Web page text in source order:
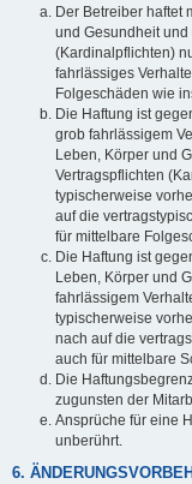
Der Betreiber haftet
und Gesundheit
(Kardinalpflichten)
fahrlässiges
Folgeschäden wie
Die Haftung ist
grob fahrlässigem
Leben, Körper und
Vertragspflichten
typischerweise
auf die
für mittelbare
Die Haftung ist
Leben, Körper und
fahrlässigem
typischerweise
nach auf die
auch für mittelbare
Die
zugunsten der
Ansprüche für eine
unberührt.
6.